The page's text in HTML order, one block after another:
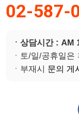
02-587-
ㆍ상담시간 :
ㆍ토/일/공휴일은
ㆍ부재시 문의 게